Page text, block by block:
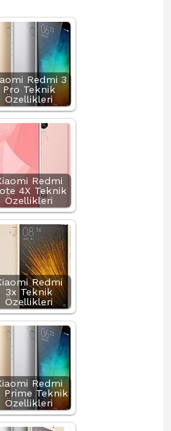
Redmi 3
Pro Teknik
Özellikleri
Redmi
4X Teknik
Özellikleri
Redmi
3x Teknik
Özellikleri
Redmi
Prime Teknik
Özellikleri